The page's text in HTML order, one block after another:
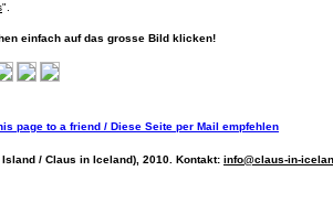
".
einfach auf das grosse Bild klicken!
/ Claus in Iceland), 2010. Kontakt: info@claus-in-